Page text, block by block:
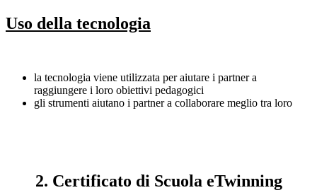
Uso della tecnologia
la tecnologia viene utilizzata per aiutare i partner a
raggiungere i loro obiettivi pedagogici
gli strumenti aiutano i partner a collaborare meglio tra loro
2. Certificato di Scuola eTwinning